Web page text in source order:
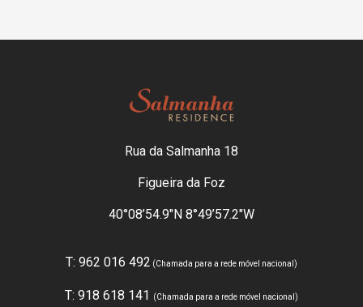
Rua da Salmanha 18
Figueira da Foz
40°08’54.9″N 8°49’57.2″W
T: 962 016 492 (Chamada para a rede móvel nacional)
T: 918 618 141 (Chamada para a rede móvel nacional)